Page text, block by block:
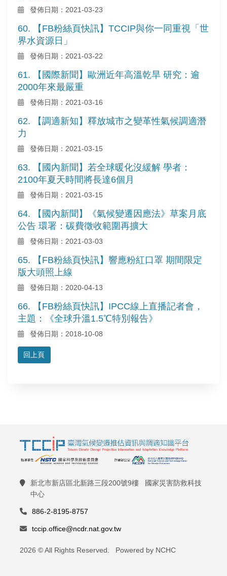
發佈日期：2021-03-23
60. 【FB粉絲頁快訊】TCCIP與你一同重視「世
界水資源日」
發佈日期：2021-03-22
61. 【國際新聞】歐洲近年高溫乾旱 研究：逾
2000年來最嚴重
發佈日期：2021-03-16
62. 【調適新知】釋放城市之變革性氣候調適潛
力
發佈日期：2021-03-15
63. 【國內新聞】若全球暖化沒緩解 學者：
2100年夏天時間將長達6個月
發佈日期：2021-03-15
64. 【國內新聞】《氣候變遷因應法》草案月底
公告 環署：碳費徵收範圍再擴大
發佈日期：2021-03-03
65. 【FB粉絲頁快訊】響應粉紅口罩 期間限定
版大頭照上線
發佈日期：2020-04-13
66. 【FB粉絲頁快訊】IPCC線上直播記者會，
主題：《全球升溫1.5℃特別報告》
發佈日期：2018-10-08
回上頁
新北市新店區北新路三段200號9樓 國家災害防救科技
中心
886-2-8195-8757
tccip.office@ncdr.nat.gov.tw
2026 © All Rights Reserved. Powered by NCHC